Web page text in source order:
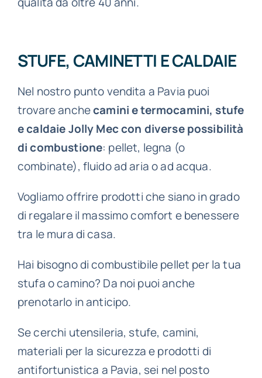
STUFE, CAMINETTI E CALDAIE
Nel nostro punto vendita a Pavia puoi
trovare anchecamini e termocamini, stufe
e caldaie Jolly Mec con diverse possibilità
di combustione: pellet, legna (o
combinate), fluido ad aria o ad acqua.
Vogliamo offrire prodotti che siano in grado
di regalare il massimo comfort e benessere
tra le mura di casa.
Hai bisogno di combustibile pellet per la tua
stufa o camino? Da noi puoi anche
prenotarlo in anticipo.
Se cerchi utensileria, stufe, camini,
materiali per la sicurezza e prodotti di
antifortunistica a Pavia, sei nel posto